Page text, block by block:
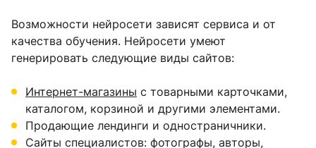
Возможности нейросети зависят сервиса и от
качества обучения. Нейросети умеют
генерировать следующие виды сайтов:
Интернет-магазины с товарными карточками,
каталогом, корзиной и другими элементами.
Продающие лендинги и одностраничники.
Сайты специалистов: фотографы, авторы,